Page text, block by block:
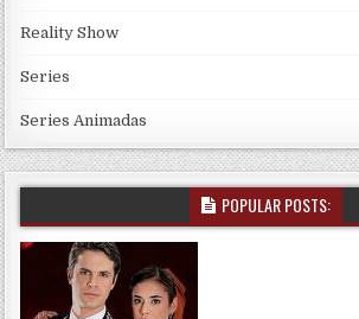
Reality Show
Series
Series Animadas
POPULAR POSTS: